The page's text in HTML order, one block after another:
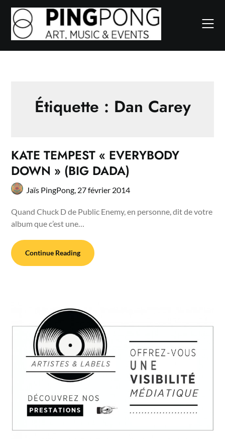
Skip
content
Étiquette : Dan Carey
KATE TEMPEST « EVERYBODY
DOWN » (BIG DADA)
Jaïs PingPong, 27 février 2014
Quand Chuck D de Public Enemy, en personne, dit de votre
album que c’est une…
Continue Reading